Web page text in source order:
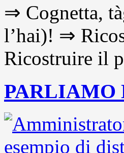
⇒ Cognetta,
l’hai)! ⇒
Ricostruire il